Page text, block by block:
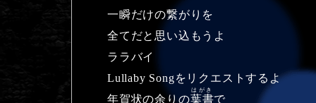
一瞬だけの繋がりを
全てだと思い込もうよ
ララバイ
Lullaby Songをリクエストするよ
年賀状の余りの葉書
はがき
で